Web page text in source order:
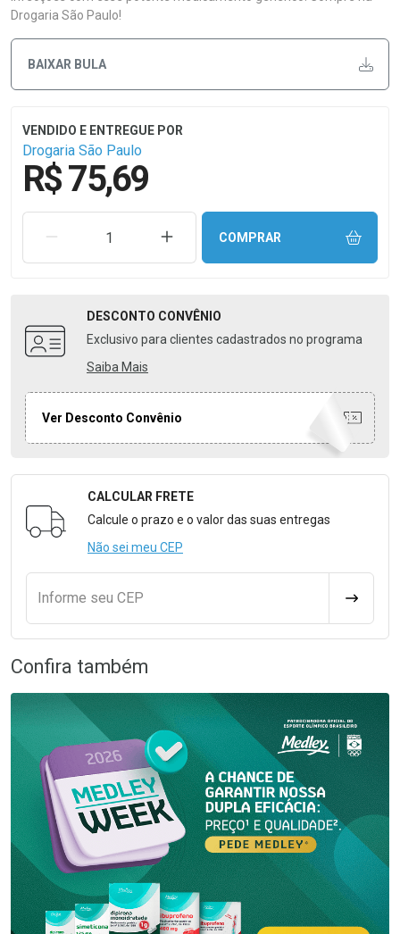
Drogaria São Paulo!
BAIXAR BULA
Drogaria São Paulo
R$ 75,69
REMOVER UMA UNIDADEAUMENTAR UMA UNIDADE
COMPRAR
DESCONTO CONVÊNIO
Exclusivo para clientes cadastrados no programa
Saiba Mais
Ver Desconto Convênio
Formulário para Calcular o Frete
CALCULAR FRETE
Calcule o prazo e o valor das suas entregas
Não sei meu CEP
Informe seu CEP
Confira também